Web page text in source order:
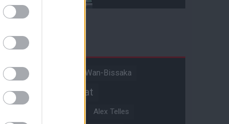
Címkék
A hangadó Aaron Wan-Bissaka
Akadémiai csapat
Alex Telles